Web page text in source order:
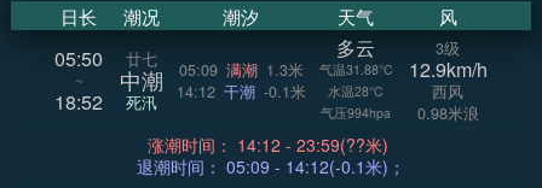
日长 潮况 潮汐 天气 风
05:50
~
18:52
廿七
中潮
死汛
05:09 满潮 1.3米
14:12 干潮 -0.1米
多云
气温31.88°C
水温28°C
气压994hpa
3级
12.9km/h
西风
0.98米浪
涨潮时间： 14:12 - 23:59(??米)
退潮时间： 05:09 - 14:12(-0.1米)；